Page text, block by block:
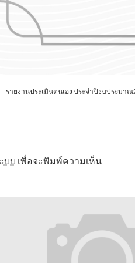
รายงานประเมินตนเอง ประจำปีงบประมา
บบ เพื่อจะพิมพ์ความเห็น